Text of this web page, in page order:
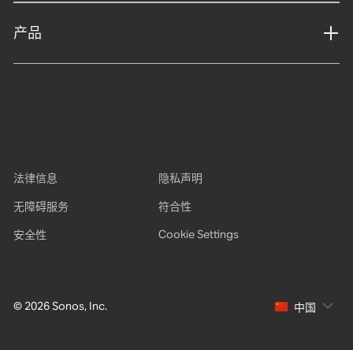
产品
© 2026 Sonos, Inc.
法律信息
隐私声明
无障碍服务
符合性
安全性
Cookie Settings
中国